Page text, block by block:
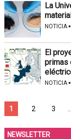
La
NOTICIA·
El
primas
NOTICIA·
1 2 3
NEWSLETTER